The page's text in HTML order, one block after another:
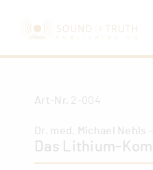
Art-Nr. 2-004
Dr. med. Michael Nehls
Das Lithium-